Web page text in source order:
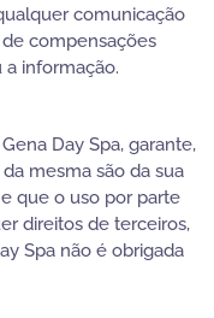
comunicação
compensações
informação.
Day Spa, garante,
mesma são da sua
que o uso por parte
direitos de terceiros,
Spa não é obrigada